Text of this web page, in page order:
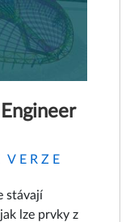
stávají
lze prvky z